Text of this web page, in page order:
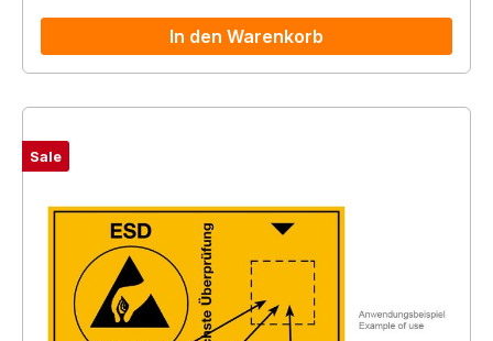
In den Warenkorb
Sale